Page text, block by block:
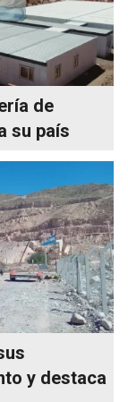
de
su país
y destaca